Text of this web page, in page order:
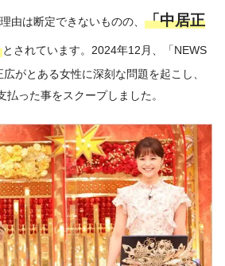
由は断定できないものの、 「中居正
とされています。2024年12月、「NEWS
がとある女性に深刻な問題を起こし、
った事をスクープしました。